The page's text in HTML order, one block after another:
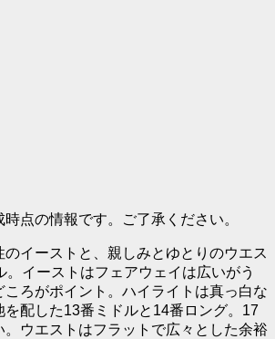
点の情報です。ご了承ください。
のイーストと、親しみとゆとりのウエス
。イーストはフェアウェイは広いがう
ころがポイント。ハイライトは真っ白な
を配した13番ミドルと14番ロング。17
。ウエストはフラットで広々とした余裕